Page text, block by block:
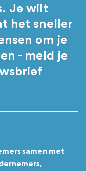
Je wilt
het sneller
om je
- meld je
samen met